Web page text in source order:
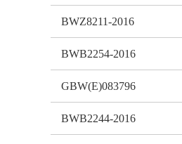
BWZ8211-2016
BWB2254-2016
GBW(E)083796
BWB2244-2016